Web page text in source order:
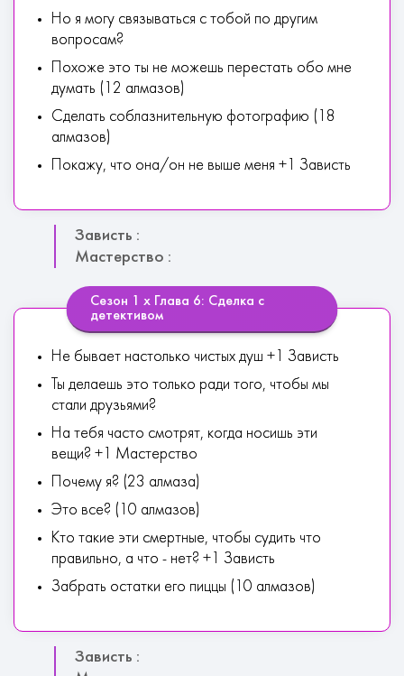
Но я могу связываться с тобой по другим
вопросам?
Похоже это ты не можешь перестать обо мне
думать (12 алмазов)
Сделать соблазнительную фотографию (18
алмазов)
Покажу, что она/он не выше меня +1 Зависть
Зависть :
Мастерство :
Сезон 1 х Глава 6: Сделка с
детективом
Не бывает настолько чистых душ +1 Зависть
Ты делаешь это только ради того, чтобы мы
стали друзьями?
На тебя часто смотрят, когда носишь эти
вещи? +1 Мастерство
Почему я? (23 алмаза)
Это все? (10 алмазов)
Кто такие эти смертные, чтобы судить что
правильно, а что - нет? +1 Зависть
Забрать остатки его пиццы (10 алмазов)
Зависть :